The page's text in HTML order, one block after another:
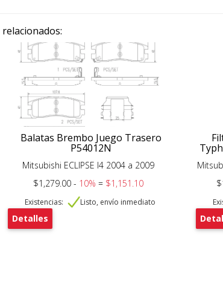
Balatas Brembo Juego Trasero
P54012N
Mitsubishi ECLIPSE I4 2004 a 2009
$1,279.00 - 10% = $1,151.10
Existencias: Listo, envío inmediato
Detalles